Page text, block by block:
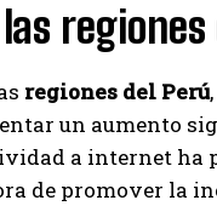
regiones
regiones del Perú
un aumento
a internet ha
de promover la